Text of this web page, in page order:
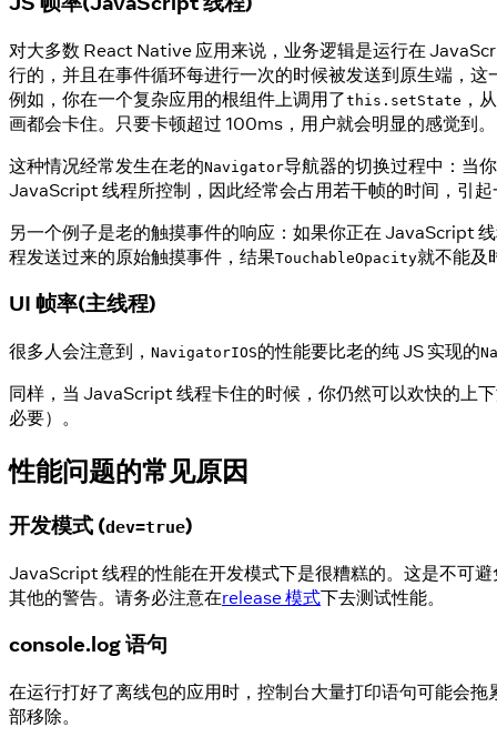
对大多数 React Native 应用来说，业务逻辑是运行在
行的，并且在事件循环每进行一次的时候被发送到原生端，
例如，你在一个复杂应用的根组件上调用了this.setState ，
画都会卡住。只要卡顿超过 100ms，用户就会明显的感觉到。
这种情况经常发生在老的Navigator导航器的切换过程中：当
JavaScript 线程所控制，因此经常会占用若干帧的时间，引
另一个例子是老的触摸事件的响应：如果你正在 JavaScript
程发送过来的原始触摸事件，结果TouchableOpacity就不能及
UI 帧率(主线程)
很多人会注意到， NavigatorIOS的性能要比老的纯 JS 实现的
同样，当 JavaScript 线程卡住的时候，你仍然可以欢快的上
必要）。
性能问题的常见原因
开发模式 (dev=true)
JavaScript 线程的性能在开发模式下是很糟糕的。这是不可
其他的警告。请务必注意在release 模式下去测试性能。
console.log 语句
在运行打好了离线包的应用时，控制台大量打印语句可能会
部移除。